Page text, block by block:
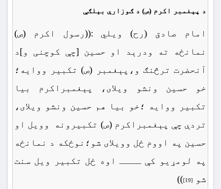
د پېغمبر اکرم (ص) د ګوزارې بېلګې
امام صادق (رح) ویلي :((رسول اکرم (ص)
نمانځه ته ودرېد او حسین [چې کوچنی و]د
آنحضرت ترڅنګ و،پېغمبر (ص) تکبیر ووایه؛
خو حسین ونشو ویلای، پېغمبراکرم بیا
تکبیر ووایه ؛خو بیا هم حسین ونشو ویلای،
تردې چې پېغمبراکرم (ص) تکبیرونه وویل او
حسین په اووم ځل وویلای شو؛نوځکه د نمانځه
په لومړیو کې ــــ اوه ځل تکبیر ویل سنت
شو
[19]
))